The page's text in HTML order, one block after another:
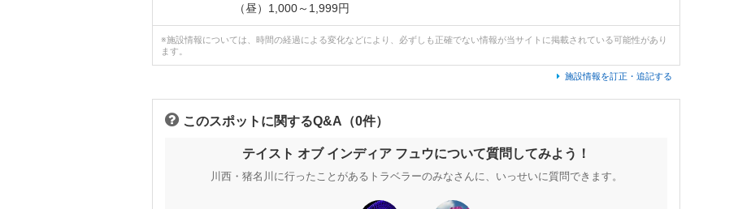
（昼）1,000～1,999円
※施設情報については、時間の経過による変化などにより、必ずしも正確でない情報が当サイトに掲載されている可能性があり
ます。
施設情報を訂正・追記する
このスポットに関するQ&A（0件）
テイスト オブ インディア フュウについて質問してみよう！
川西・猪名川に行ったことがあるトラベラーのみなさんに、いっせいに質問できます。